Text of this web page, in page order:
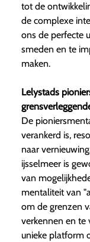
tot de
de complexe
ons de perfecte
smeden en te
maken.
Lelystads
De
verankerd is,
naar
ijsselmeer is
van
mentaliteit van
om de grenzen
verkennen en te
unieke platform